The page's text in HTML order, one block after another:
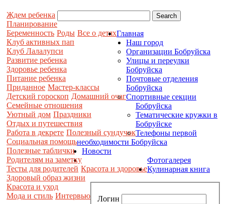
Ждем ребенка
Планирование
Беременность Роды Все о детях
Клуб активных пап
Клуб Лалалупси
Развитие ребенка
Здоровье ребенка
Питание ребенка
Приданное Мастер-классы
Детский гороскоп Домашний очаг
Семейные отношения
Уютный дом Праздники
Отдых и путешествия
Работа в декрете Полезный сундучок
Социальная помощь
Полезные таблички
Родителям на заметку
Тесты для родителей Красота и здоровье
Здоровый образ жизни
Красота и уход
Мода и стиль Интервью
Главная
Наш город
Организации Бобруйска
Улицы и переулки
Бобруйска
Почтовые отделения
Бобруйска
Спортивные секции
Бобруйска
Тематические кружки в
Бобруйске
Телефоны первой
необходимости Бобруйска
Новости
Фотогалерея
Кулинарная книга
Логин